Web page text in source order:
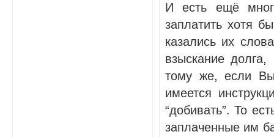
И есть ещё
заплатить хотя
казались их
взыскание
тому же, если Вы
имеется
“добивать”. То
заплаченные им